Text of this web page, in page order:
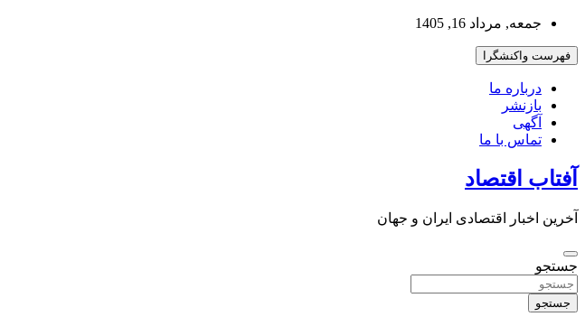
بروید
جمعه, مرداد 16, 1405
فهرست واکنشگرا
درباره ما
بازنشر
آگهی
تماس با ما
آفتاب اقتصاد
آخرین اخبار اقتصادی ایران و جهان
جستجو
جستجو